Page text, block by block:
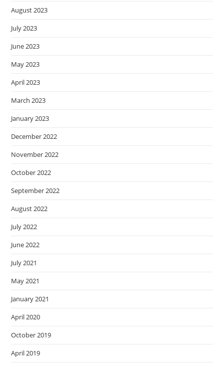
August 2023
July 2023
June 2023
May 2023
April 2023
March 2023
January 2023
December 2022
November 2022
October 2022
September 2022
August 2022
July 2022
June 2022
July 2021
May 2021
January 2021
April 2020
October 2019
April 2019